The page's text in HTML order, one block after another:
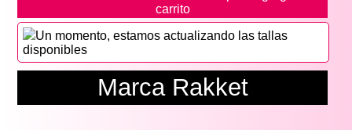
carrito
Un momento, estamos actualizando las tallas
disponibles
Marca Rakket